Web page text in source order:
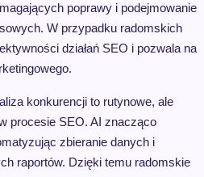
poprawy i podejmowanie
W przypadku radomskich
działań SEO i pozwala na
konkurencji to rutynowe, ale
procesie SEO. AI znacząco
zbieranie danych i
raportów. Dzięki temu radomskie